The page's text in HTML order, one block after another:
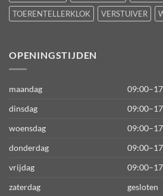
TOERENTELLERKLOK
VERSTUIVER
OPENINGSTIJDEN
maandag
dinsdag
woensdag
donderdag
vrijdag
zaterdag
gesloten